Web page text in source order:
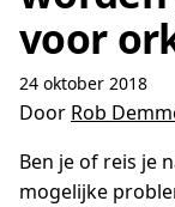
voor
24 oktober 2018
Door Rob
Ben je of reis je
mogelijke